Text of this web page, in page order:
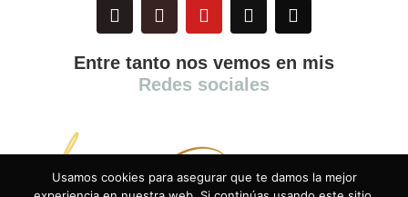
Entre tanto nos vemos en mis
Redes sociales
Usamos cookies para asegurar que te damos la mejor